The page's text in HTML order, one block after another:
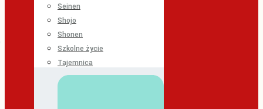
Seinen
Shojo
Shonen
Szkolne życie
Tajemnica